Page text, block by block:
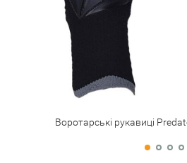
Воротарські рукавиці